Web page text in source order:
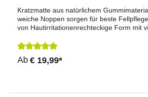
Kratzmatte aus natürlichem
weiche Noppen sorgen für beste
von Hautirritationenrechteckige Form mit
Anwendungsmöglichkeiten z. B. flach an
rund um Säulen, Pfähle oder Ecken30 x
nicht für ausgewachsene Rinder geeignet!
Durchschnittliche Bewertung von 5
Ab € 19,99*